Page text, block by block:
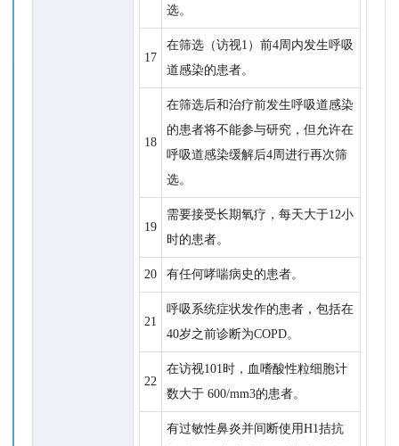
选。
17
在筛选（访视1）前4周内发生呼吸
道感染的患者。
18
在筛选后和治疗前发生呼吸道感染
的患者将不能参与研究，但允许在
呼吸道感染缓解后4周进行再次筛
选。
19
需要接受长期氧疗，每天大于12小
时的患者。
20 有任何哮喘病史的患者。
21
呼吸系统症状发作的患者，包括在
40岁之前诊断为COPD。
22
在访视101时，血嗜酸性粒细胞计
数大于 600/mm3的患者。
有过敏性鼻炎并间断使用H1拮抗